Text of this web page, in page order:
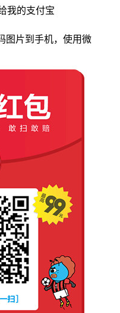
我的支付宝
图片到手机，使用微